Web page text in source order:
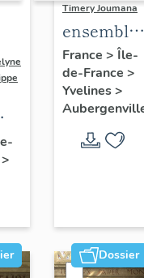
>
Timery Joumana
ensemble
de cinq
peintures
France > Île-
de-France >
Yvelines>
Dossier